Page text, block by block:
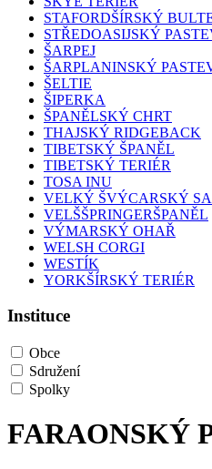
STAFORDŠÍRSKÝ
STŘEDOASIJSKÝ
ŠARPEJ
ŠARPLANINSKÝ
ŠELTIE
ŠIPERKA
ŠPANĚLSKÝ CHRT
THAJSKÝ RIDGEBACK
TIBETSKÝ ŠPANĚL
TIBETSKÝ TERIÉR
TOSA INU
VELKÝ ŠVÝCARSKÝ
VELŠŠPRINGERŠPANĚL
VÝMARSKÝ OHAŘ
WELSH CORGI
WESTÍK
YORKŠÍRSKÝ TERIÉR
Instituce
Obce
Sdružení
Spolky
FARAONSKÝ